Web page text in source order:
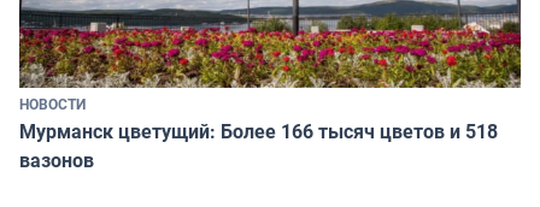
НОВОСТИ
Мурманск цветущий: Более 166 тысяч цветов и 518
вазонов